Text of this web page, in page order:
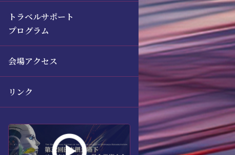
トラベルサポート
プログラム
会場アクセス
リンク